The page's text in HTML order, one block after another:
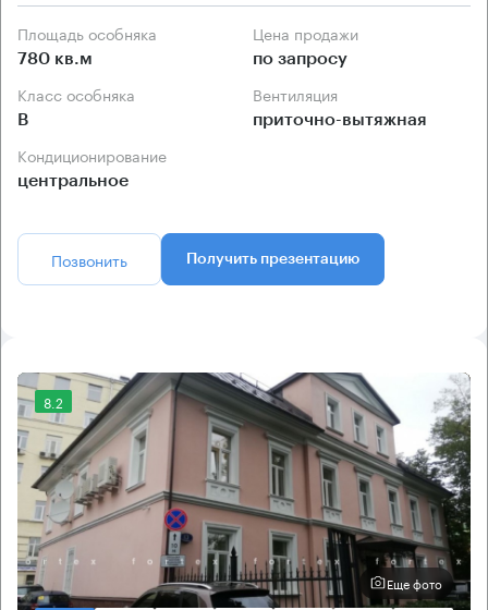
Площадь особняка
780 кв.м
Цена продажи
по запросу
Класс особняка
B
Вентиляция
приточно-вытяжная
Кондиционирование
центральное
Позвонить Получить презентацию
8.2
Еще фото